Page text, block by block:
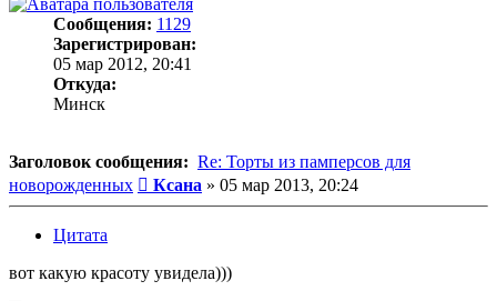
Сообщения: 1129
Зарегистрирован:
05 мар 2012, 20:41
Откуда:
Минск
Заголовок сообщения: Re: Торты из памперсов для
новорожденных
Сообщение
Ксана » 05 мар 2013, 20:24
Цитата
вот какую красоту увидела)))